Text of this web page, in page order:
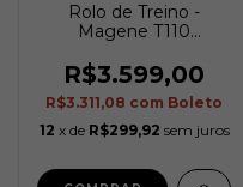
Rolo de Treino -
Magene T110
R$3.599,00
R$3.311,08 com Boleto
12 x de R$299,92 sem juros